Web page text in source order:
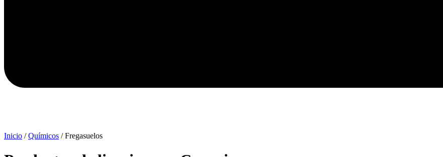
Inicio /Químicos / Fregasuelos